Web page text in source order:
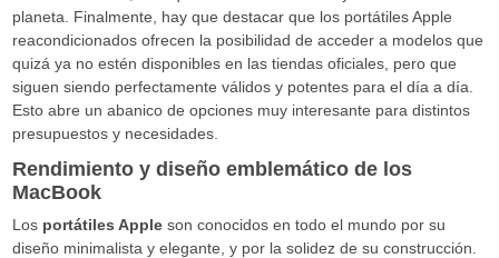
planeta. Finalmente, hay que destacar que los portátiles Apple
reacondicionados ofrecen la posibilidad de acceder a modelos que
quizá ya no estén disponibles en las tiendas oficiales, pero que
siguen siendo perfectamente válidos y potentes para el día a día.
Esto abre un abanico de opciones muy interesante para distintos
presupuestos y necesidades.
Rendimiento y diseño emblemático de los
MacBook
Los portátiles Apple son conocidos en todo el mundo por su
diseño minimalista y elegante, y por la solidez de su construcción.